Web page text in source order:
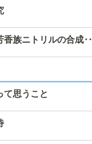
香族ニトリルの合成‥
て思うこと